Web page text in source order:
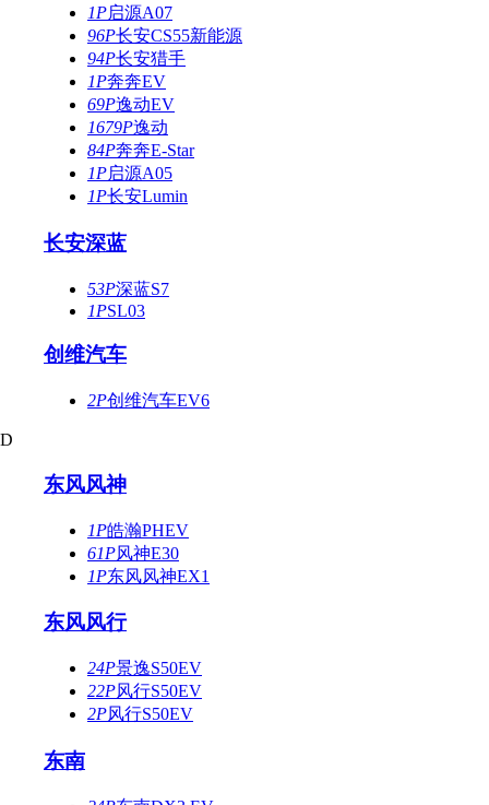
1P启源A07
96P长安CS55新能源
94P长安猎手
1P奔奔EV
69P逸动EV
1679P逸动
84P奔奔E-Star
1P启源A05
1P长安Lumin
长安深蓝
53P深蓝S7
1PSL03
创维汽车
2P创维汽车EV6
D
东风风神
1P皓瀚PHEV
61P风神E30
1P东风风神EX1
东风风行
24P景逸S50EV
22P风行S50EV
2P风行S50EV
东南